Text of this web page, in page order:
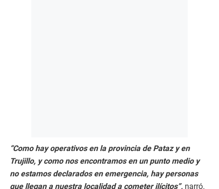
“Como hay operativos en la provincia de Pataz y en
Trujillo, y como nos encontramos en un punto medio y
no estamos declarados en emergencia, hay personas
que llegan a nuestra localidad a cometer ilícitos”, narró.